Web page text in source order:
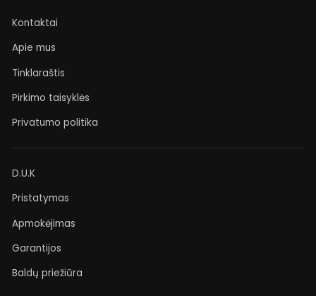
Kontaktai
Apie mus
Tinklaraštis
Pirkimo taisyklės
Privatumo politika
D.U.K
Pristatymas
Apmokėjimas
Garantijos
Baldų priežiūra